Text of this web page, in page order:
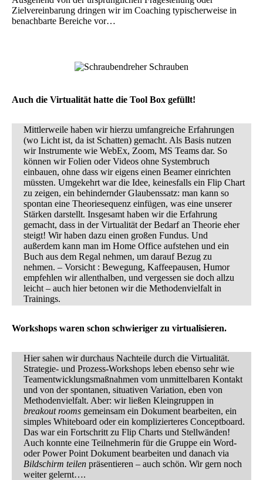
Zielvereinbarung dringen wir im Coaching typischerweise in
benachbarte Bereiche vor…
Auch die Virtualität hatte die Tool Box gefüllt!
Mittlerweile haben wir hierzu umfangreiche Erfahrungen
(wo Licht ist, da ist Schatten) gemacht. Als Basis nutzen
wir Instrumente wie WebEx, Zoom, MS Teams dar. So
können wir Folien oder Videos ohne Systembruch
einbauen, ohne dass wir eigens einen Beamer einrichten
müssten. Umgekehrt war die Idee, keinesfalls ein Flip Chart
zu zeigen, ein behindernder Glaubenssatz: man kann so
spontan eine Theoriesequenz einfügen, was eine unserer
Stärken darstellt. Insgesamt haben wir die Erfahrung
gemacht, dass in der Virtualität der Bedarf an Theorie eher
steigt! Wir haben dazu einen großen Fundus. Und
außerdem kann man im Home Office aufstehen und ein
Buch aus dem Regal nehmen, um darauf Bezug zu
nehmen. – Vorsicht : Bewegung, Kaffeepausen, Humor
empfehlen wir allenthalben, und vergessen sie doch allzu
leicht – auch hier betonen wir die Methodenvielfalt in
Trainings.
Workshops waren schon schwieriger zu virtualisieren.
Hier sahen wir durchaus Nachteile durch die Virtualität.
Strategie- und Prozess-Workshops leben ebenso sehr wie
Teamentwicklungsmaßnahmen vom unmittelbaren Kontakt
und von der spontanen, situativen Variation, eben von
Methodenvielfalt. Aber: wir ließen Kleingruppen in
breakout rooms gemeinsam ein Dokument bearbeiten, ein
simples Whiteboard oder ein komplizierteres Conceptboard.
Das war ein Fortschritt zu Flip Charts und Stellwänden!
Auch konnte eine Teilnehmerin für die Gruppe ein Word-
oder Power Point Dokument bearbeiten und danach via
Bildschirm teilen präsentieren – auch schön. Wir gern noch
weiter gelernt….